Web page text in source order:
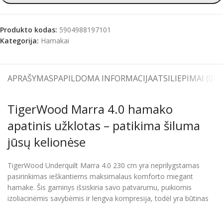
Produkto kodas: 5904988197101
Kategorija: Hamakai
APRAŠYMASPAPILDOMA INFORMACIJAATSILIEPIMAI (0)
TigerWood Marra 4.0 hamako
apatinis užklotas – patikima šiluma
jūsų kelionėse
TigerWood Underquilt Marra 4.0 230 cm yra neprilygstamas
pasirinkimas ieškantiems maksimalaus komforto miegant
hamake. Šis gaminys išsiskiria savo patvarumu, puikiomis
izoliacinėmis savybėmis ir lengva kompresija, todėl yra būtinas